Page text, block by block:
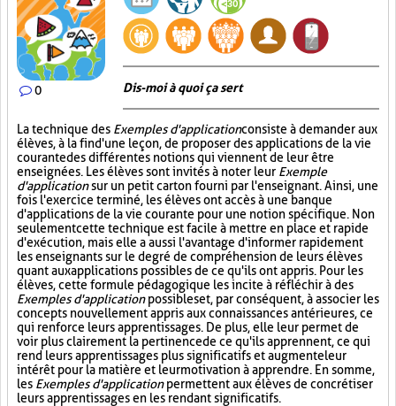
0 Dis-moi à quoi ça sert
La technique des Exemples d'applicationconsiste à demander aux
élèves, à la fin d'une leçon, de proposer des applications de la vie
courante des différentes notions qui viennent de leur être
enseignées. Les élèves sont invités à noter leur Exemple
d'applicationsur un petit carton fourni par l'enseignant. Ainsi, une
fois l'exercice terminé, les élèves ont accès à une banque
d'applications de la vie courante pour une notion spécifique. Non
seulement cette technique est facile à mettre en place et rapide
d'exécution, mais elle a aussi l'avantage d'informer rapidement
les enseignants sur le degré de compréhension de leurs élèves
quant aux applications possibles de ce qu'ils ont appris. Pour les
élèves, cette formule pédagogique les incite à réfléchir à des
Exemples d'applicationpossibles et, par conséquent, à associer les
concepts nouvellement appris aux connaissances antérieures, ce
qui renforce leurs apprentissages. De plus, elle leur permet de
voir plus clairement la pertinence de ce qu'ils apprennent, ce qui
rend leurs apprentissages plus significatifs et augmente leur
intérêt pour la matière et leur motivation à apprendre. En somme,
les Exemples d'applicationpermettent aux élèves de concrétiser
leurs apprentissages en les rendant significatifs.